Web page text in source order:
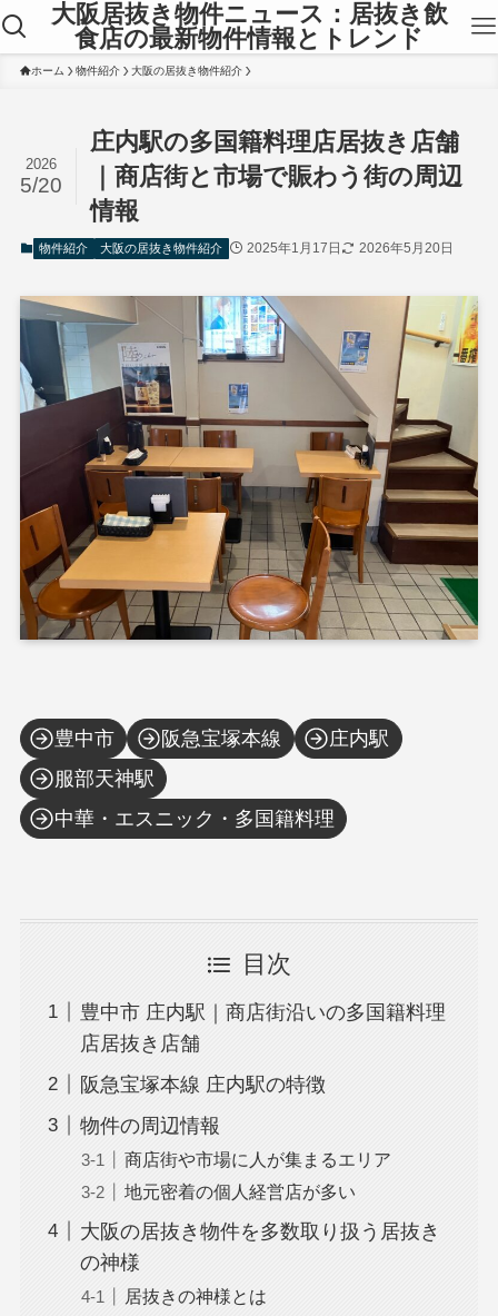
大阪居抜き物件ニュース：居抜き飲
食店の最新物件情報とトレンド
ホーム 物件紹介 大阪の居抜き物件紹介
庄内駅の多国籍料理店居抜き店舗
｜商店街と市場で賑わう街の周辺
情報
2026
5/20
物件紹介 大阪の居抜き物件紹介 2025年1月17日 2026年5月20日
豊中市 阪急宝塚本線
庄内駅
服部天神駅
中華・エスニック・多国籍料理
目次
豊中市 庄内駅｜商店街沿いの多国籍料理
店居抜き店舗
阪急宝塚本線 庄内駅の特徴
物件の周辺情報
商店街や市場に人が集まるエリア
地元密着の個人経営店が多い
大阪の居抜き物件を多数取り扱う居抜き
の神様
居抜きの神様とは